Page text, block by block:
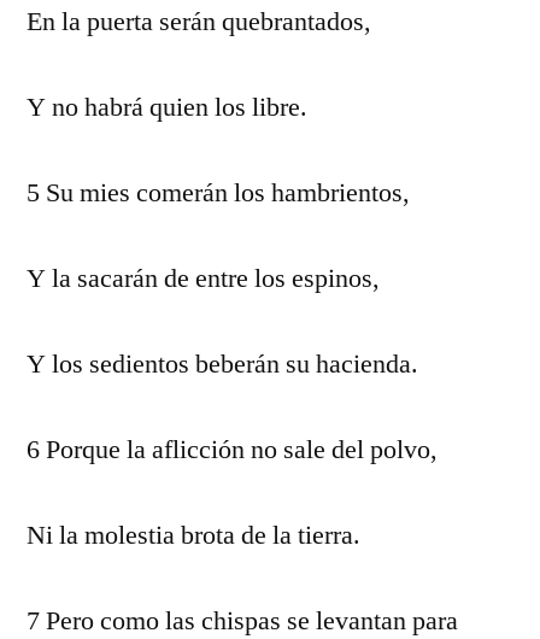
En la puerta serán quebrantados,
Y no habrá quien los libre.
5 Su mies comerán los hambrientos,
Y la sacarán de entre los espinos,
Y los sedientos beberán su hacienda.
6 Porque la aflicción no sale del polvo,
Ni la molestia brota de la tierra.
7 Pero como las chispas se levantan para